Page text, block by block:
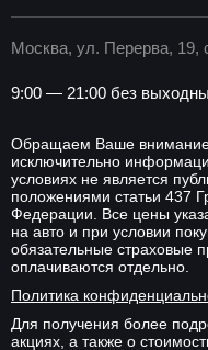
Москва, ул. Перерва, 19,
9:00 — 21:00 без
Обращаем Ваше внимание
исключительно
условиях не является
положениями статьи 437
Федерации. Все цены
на авто и при условии
обязательные страховые
оплачиваются отдельно.
Политика
Для получения более
акциях, а также о